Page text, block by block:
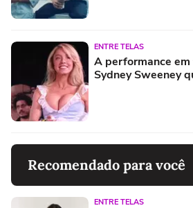
ENTRE TELAS
A performance
Sydney Sweeney
Recomendado para você
ENTRE TELAS